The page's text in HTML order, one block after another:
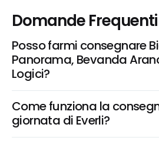
Domande Frequenti
Posso farmi consegnare
Panorama, Bevanda
Logici?
Come funziona la
giornata di Everli?